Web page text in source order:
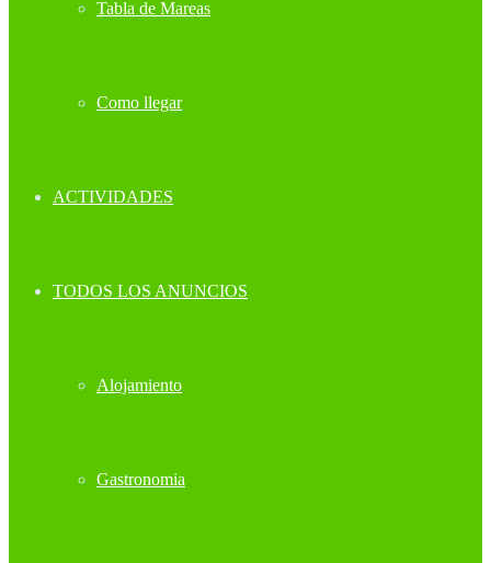
Tabla de Mareas
Como llegar
ACTIVIDADES
TODOS LOS ANUNCIOS
Alojamiento
Gastronomia